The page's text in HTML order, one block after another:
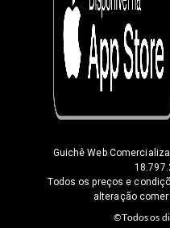
Guichê Web
Todos os preços e
alteração
©Todos os